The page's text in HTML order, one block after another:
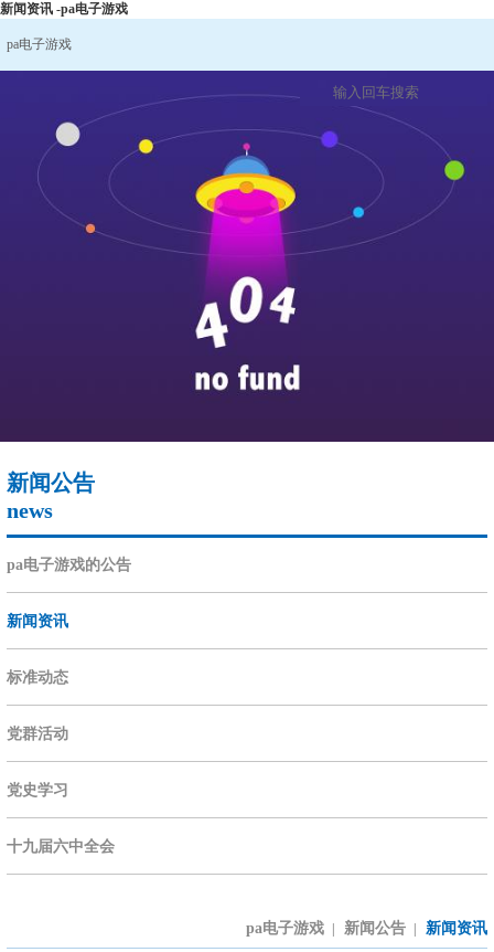
新闻资讯 -pa电子游戏
pa电子游戏
新闻公告
news
pa电子游戏的公告
新闻资讯
标准动态
党群活动
党史学习
十九届六中全会
pa电子游戏 新闻公告 新闻资讯